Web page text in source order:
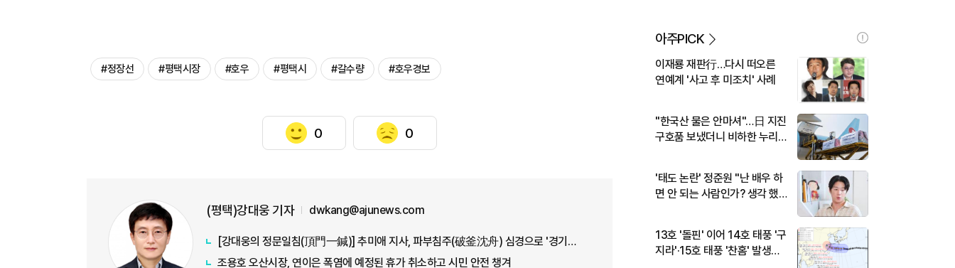
#정장선 #평택시장 #호우 #평택시 #갈수량 #호우경보
0 0
(평택)강대웅 기자 dwkang@ajunews.com
[강대웅의 정문일침(頂門一鍼)] 추미애 지사, 파부침주(破釜沈舟) 심경으로 '경기도 재정 비상' 극복 나섰다
조용호 오산시장, 연이은 폭염에 예정된 휴가 취소하고 시민 안전 챙겨
아주PICK
이재룡 재판行…다시 떠오른
연예계 '사고 후 미조치' 사례
"한국산 물은 안마셔"…日 지진
구호품 보냈더니 비하한 누리
'태도 논란' 정준원 "난 배우 하
면 안 되는 사람인가? 생각 했
13호 '돌핀' 이어 14호 태풍 '구
지라'·15호 태풍 '찬홈' 발생…